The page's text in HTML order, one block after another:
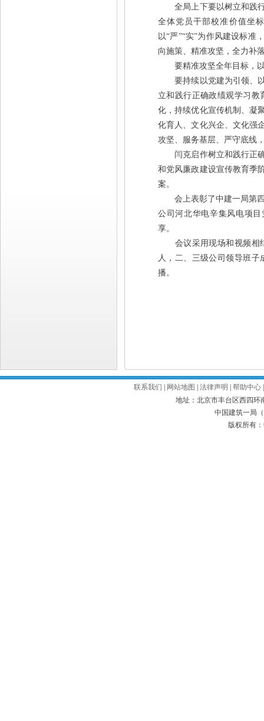
全局上下要以树立和践行
全体党员干部校准价值坐
以“严”“实”为作风建设标准
向施策、精准攻坚，全力补
要精准攻坚全年目标，以
要持续以党建为引领、以
立和践行正确政绩观学习教
化，持续优化宣传机制、凝
化育人、文化兴企、文化强
攻坚、服务基层、严守底线
闫克启作树立和践行正确
和党风廉政建设宣传教育季
案。
会上表彰了中建一局第四
公司河北华电辛集风电项
享。
会议采用现场和视频相结
人，二、三级公司领导班
播。
联系我们 网站地图 法律声明 帮助中心
地址：北京市丰台区西四环
中国建筑一局
版权所有